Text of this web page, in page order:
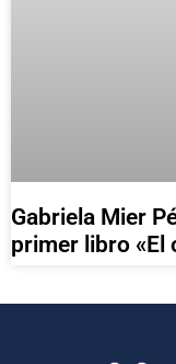
Gabriela Mier
primer libro «El